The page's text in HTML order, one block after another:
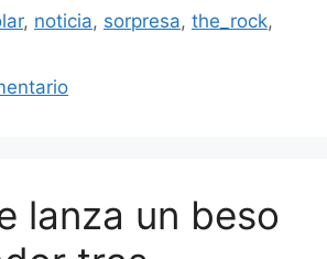
, noticia, sorpresa, the_rock,
lanza un beso